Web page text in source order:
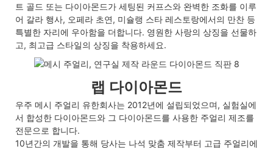
트 골드 또는 다이아몬드가 세팅된 커프스와 완벽한 조화를 이루
어 갈라 행사, 오페라 초연, 미슐랭 스타 레스토랑에서의 만찬 등
특별한 자리에 우아함을 더합니다. 영원한 사랑의 상징을 선물하
고, 최고급 스타일의 상징을 착용하세요.
랩 다이아몬드
우주 메시 주얼리 유한회사는 2012년에 설립되었으며, 실험실에
서 합성한 다이아몬드와 그 다이아몬드를 사용한 주얼리 제조를
전문으로 합니다.
10년간의 개발을 통해 당사는 나석 맞춤 제작부터 고급 주얼리에